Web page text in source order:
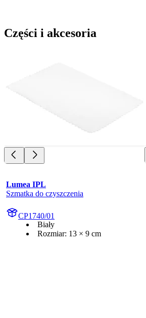
Części i akcesoria
Lumea IPL
Szmatka do czyszczenia
CP1740/01
Biały
Rozmiar: 13 × 9 cm